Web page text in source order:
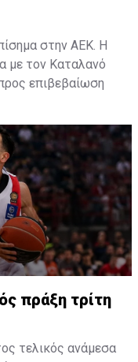
στην ΑΕΚ. Η
με τον Καταλανό
επιβεβαίωση
ονόματα
της "Ένωσης".
μεταξύ άλλων
και μία
να
πράξη τρίτη
τελικός ανάμεσα